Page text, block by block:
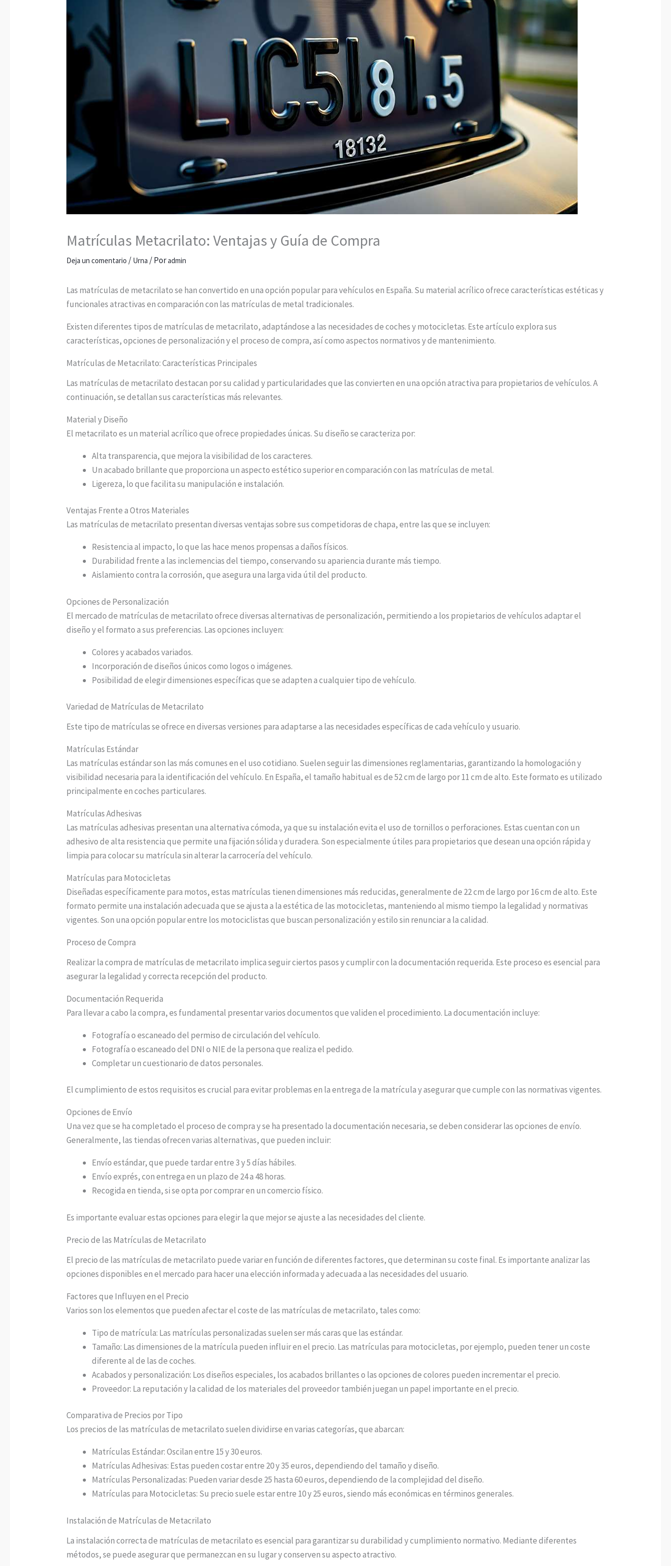
Matrículas Metacrilato: Ventajas y Guía de Compra
Deja un comentario / Urna / Poradmin
Las matrículas de metacrilato se han convertido en una opción popular para vehículos en España. Su material acrílico ofrece características estéticas y
funcionales atractivas en comparación con las matrículas de metal tradicionales.
Existen diferentes tipos de matrículas de metacrilato, adaptándose a las necesidades de coches y motocicletas. Este artículo explora sus
características, opciones de personalización y el proceso de compra, así como aspectos normativos y de mantenimiento.
Matrículas de Metacrilato: Características Principales
Las matrículas de metacrilato destacan por su calidad y particularidades que las convierten en una opción atractiva para propietarios de vehículos. A
continuación, se detallan sus características más relevantes.
Material y Diseño
El metacrilato es un material acrílico que ofrece propiedades únicas. Su diseño se caracteriza por:
Alta transparencia, que mejora la visibilidad de los caracteres.
Un acabado brillante que proporciona un aspecto estético superior en comparación con las matrículas de metal.
Ligereza, lo que facilita su manipulación e instalación.
Ventajas Frente a Otros Materiales
Las matrículas de metacrilato presentan diversas ventajas sobre sus competidoras de chapa, entre las que se incluyen:
Resistencia al impacto, lo que las hace menos propensas a daños físicos.
Durabilidad frente a las inclemencias del tiempo, conservando su apariencia durante más tiempo.
Aislamiento contra la corrosión, que asegura una larga vida útil del producto.
Opciones de Personalización
El mercado de matrículas de metacrilato ofrece diversas alternativas de personalización, permitiendo a los propietarios de vehículos adaptar el
diseño y el formato a sus preferencias. Las opciones incluyen:
Colores y acabados variados.
Incorporación de diseños únicos como logos o imágenes.
Posibilidad de elegir dimensiones específicas que se adapten a cualquier tipo de vehículo.
Variedad de Matrículas de Metacrilato
Este tipo de matrículas se ofrece en diversas versiones para adaptarse a las necesidades específicas de cada vehículo y usuario.
Matrículas Estándar
Las matrículas estándar son las más comunes en el uso cotidiano. Suelen seguir las dimensiones reglamentarias, garantizando la homologación y
visibilidad necesaria para la identificación del vehículo. En España, el tamaño habitual es de 52 cm de largo por 11 cm de alto. Este formato es utilizado
principalmente en coches particulares.
Matrículas Adhesivas
Las matrículas adhesivas presentan una alternativa cómoda, ya que su instalación evita el uso de tornillos o perforaciones. Estas cuentan con un
adhesivo de alta resistencia que permite una fijación sólida y duradera. Son especialmente útiles para propietarios que desean una opción rápida y
limpia para colocar su matrícula sin alterar la carrocería del vehículo.
Matrículas para Motocicletas
Diseñadas específicamente para motos, estas matrículas tienen dimensiones más reducidas, generalmente de 22 cm de largo por 16 cm de alto. Este
formato permite una instalación adecuada que se ajusta a la estética de las motocicletas, manteniendo al mismo tiempo la legalidad y normativas
vigentes. Son una opción popular entre los motociclistas que buscan personalización y estilo sin renunciar a la calidad.
Proceso de Compra
Realizar la compra de matrículas de metacrilato implica seguir ciertos pasos y cumplir con la documentación requerida. Este proceso es esencial para
asegurar la legalidad y correcta recepción del producto.
Documentación Requerida
Para llevar a cabo la compra, es fundamental presentar varios documentos que validen el procedimiento. La documentación incluye:
Fotografía o escaneado del permiso de circulación del vehículo.
Fotografía o escaneado del DNI o NIE de la persona que realiza el pedido.
Completar un cuestionario de datos personales.
El cumplimiento de estos requisitos es crucial para evitar problemas en la entrega de la matrícula y asegurar que cumple con las normativas vigentes.
Opciones de Envío
Una vez que se ha completado el proceso de compra y se ha presentado la documentación necesaria, se deben considerar las opciones de envío.
Generalmente, las tiendas ofrecen varias alternativas, que pueden incluir:
Envío estándar, que puede tardar entre 3 y 5 días hábiles.
Envío exprés, con entrega en un plazo de 24 a 48 horas.
Recogida en tienda, si se opta por comprar en un comercio físico.
Es importante evaluar estas opciones para elegir la que mejor se ajuste a las necesidades del cliente.
Precio de las Matrículas de Metacrilato
El precio de las matrículas de metacrilato puede variar en función de diferentes factores, que determinan su coste final. Es importante analizar las
opciones disponibles en el mercado para hacer una elección informada y adecuada a las necesidades del usuario.
Factores que Influyen en el Precio
Varios son los elementos que pueden afectar el coste de las matrículas de metacrilato, tales como:
Tipo de matrícula: Las matrículas personalizadas suelen ser más caras que las estándar.
Tamaño: Las dimensiones de la matrícula pueden influir en el precio. Las matrículas para motocicletas, por ejemplo, pueden tener un coste
diferente al de las de coches.
Acabados y personalización: Los diseños especiales, los acabados brillantes o las opciones de colores pueden incrementar el precio.
Proveedor: La reputación y la calidad de los materiales del proveedor también juegan un papel importante en el precio.
Comparativa de Precios por Tipo
Los precios de las matrículas de metacrilato suelen dividirse en varias categorías, que abarcan:
Matrículas Estándar: Oscilan entre 15 y 30 euros.
Matrículas Adhesivas: Estas pueden costar entre 20 y 35 euros, dependiendo del tamaño y diseño.
Matrículas Personalizadas: Pueden variar desde 25 hasta 60 euros, dependiendo de la complejidad del diseño.
Matrículas para Motocicletas: Su precio suele estar entre 10 y 25 euros, siendo más económicas en términos generales.
Instalación de Matrículas de Metacrilato
La instalación correcta de matrículas de metacrilato es esencial para garantizar su durabilidad y cumplimiento normativo. Mediante diferentes
métodos, se puede asegurar que permanezcan en su lugar y conserven su aspecto atractivo.